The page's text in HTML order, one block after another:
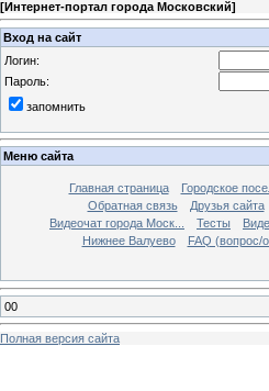
[Интернет-портал города Московский]
Вход на сайт
Логин:
Пароль:
запомнить
Меню сайта
Главная страница Городское
Обратная связь
Друзья сайта
Видеочат города Моск...
Тесты
Нижнее Валуево
FAQ (вопрос/
00
Полная версия сайта